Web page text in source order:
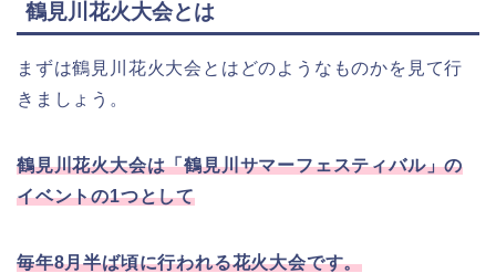
鶴見川花火大会とは
まずは鶴見川花火大会とはどのようなものかを見て行
きましょう。
鶴見川花火大会は「鶴見川サマーフェスティバル」の
イベントの1つとして
毎年8月半ば頃に行われる花火大会です。